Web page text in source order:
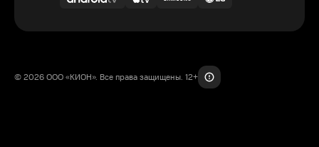
© 2026 ООО «КИОН». Все права защищены. 12+